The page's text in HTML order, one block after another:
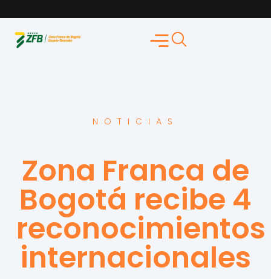
NOTICIAS
Zona Franca de
Bogotá recibe 4
reconocimientos
internacionales